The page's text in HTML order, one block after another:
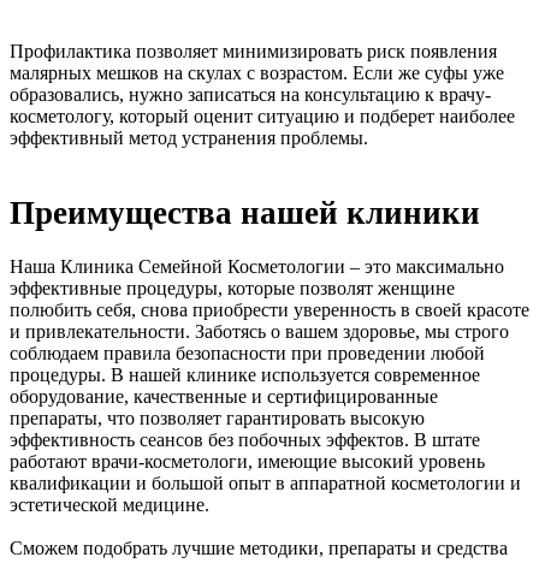
Профилактика позволяет минимизировать риск появления
малярных мешков на скулах с возрастом. Если же суфы уже
образовались, нужно записаться на консультацию к врачу-
косметологу, который оценит ситуацию и подберет наиболее
эффективный метод устранения проблемы.
Преимущества нашей клиники
Наша Клиника Семейной Косметологии – это максимально
эффективные процедуры, которые позволят женщине
полюбить себя, снова приобрести уверенность в своей красоте
и привлекательности. Заботясь о вашем здоровье, мы строго
соблюдаем правила безопасности при проведении любой
процедуры. В нашей клинике используется современное
оборудование, качественные и сертифицированные
препараты, что позволяет гарантировать высокую
эффективность сеансов без побочных эффектов. В штате
работают врачи-косметологи, имеющие высокий уровень
квалификации и большой опыт в аппаратной косметологии и
эстетической медицине.
Сможем подобрать лучшие методики, препараты и средства